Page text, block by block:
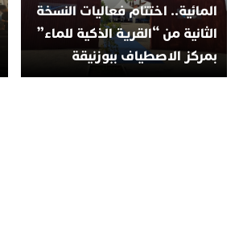
المائية.. اختتام فعاليات النسخة
الثانية من “القرية الذكية للماء”
بمركز الاصطياف ببوزنيقة